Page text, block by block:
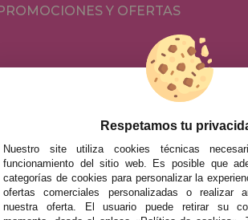
Y OFERTAS
Respetamos tu
Nuestro site utiliza cookies técnicas
funcionamiento del sitio web. Es posible que
categorías de cookies para personalizar la
ofertas comerciales personalizadas o realizar
nuestra oferta. El usuario puede retirar su